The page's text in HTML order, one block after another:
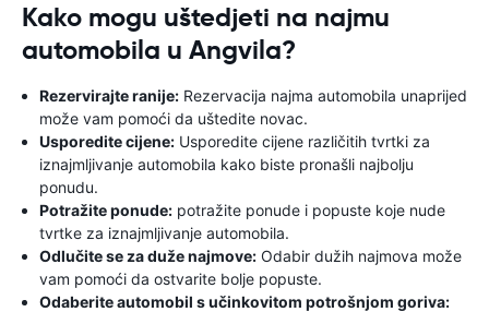
Kako mogu uštedjeti na najmu
automobila u Angvila?
Rezervirajte ranije: Rezervacija najma automobila unaprijed
može vam pomoći da uštedite novac.
Usporedite cijene: Usporedite cijene različitih tvrtki za
iznajmljivanje automobila kako biste pronašli najbolju
ponudu.
Potražite ponude: potražite ponude i popuste koje nude
tvrtke za iznajmljivanje automobila.
Odlučite se za duže najmove: Odabir dužih najmova može
vam pomoći da ostvarite bolje popuste.
Odaberite automobil s učinkovitom potrošnjom goriva: